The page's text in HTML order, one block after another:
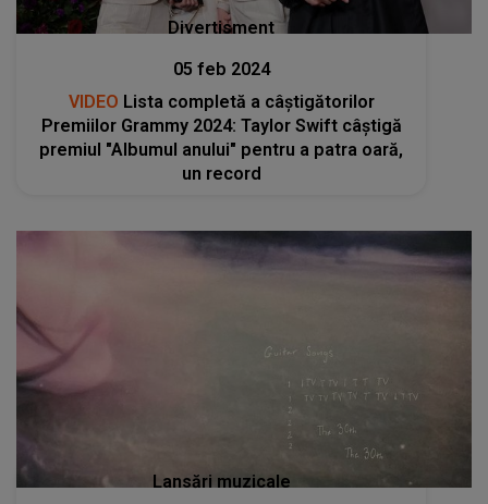
Divertisment
05 feb 2024
VIDEO Lista completă a câștigătorilor
Premiilor Grammy 2024: Taylor Swift câştigă
premiul "Albumul anului" pentru a patra oară,
un record
Lansări muzicale